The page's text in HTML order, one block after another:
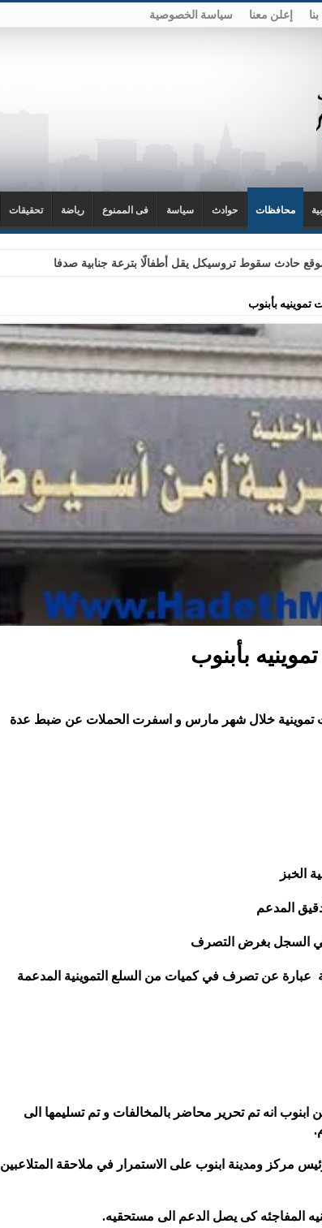
إعلن معنا سياسة الخصوصية
محافظات حوادث سياسة فى الممنوع رياضة تحقيقات
حادث سقوط تروسيكل يقل أطفالًا بترعة جنابية صدفا
بأبنوب
بأبنوب
تموينية خلال شهر مارس و اسفرت الحملات عن ضبط عدة
عبارة عن تصرف في كميات من السلع التموينية المدعمة
ابنوب انه تم تحرير محاضر بالمخالفات و تم تسليمها الى
مركز ومدينة ابنوب على الاستمرار في ملاحقة المتلاعبين
المفاجئه كى يصل الدعم الى مستحقيه.